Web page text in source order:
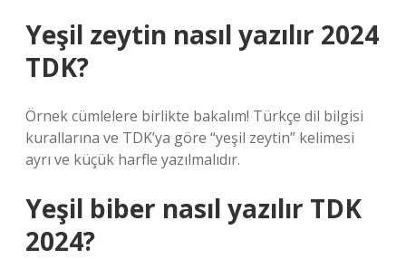
Yeşil zeytin nasıl yazılır 2024
TDK?
Örnek cümlelere birlikte bakalım! Türkçe dil bilgisi
kurallarına ve TDK’ya göre “yeşil zeytin” kelimesi
ayrı ve küçük harfle yazılmalıdır.
Yeşil biber nasıl yazılır TDK
2024?